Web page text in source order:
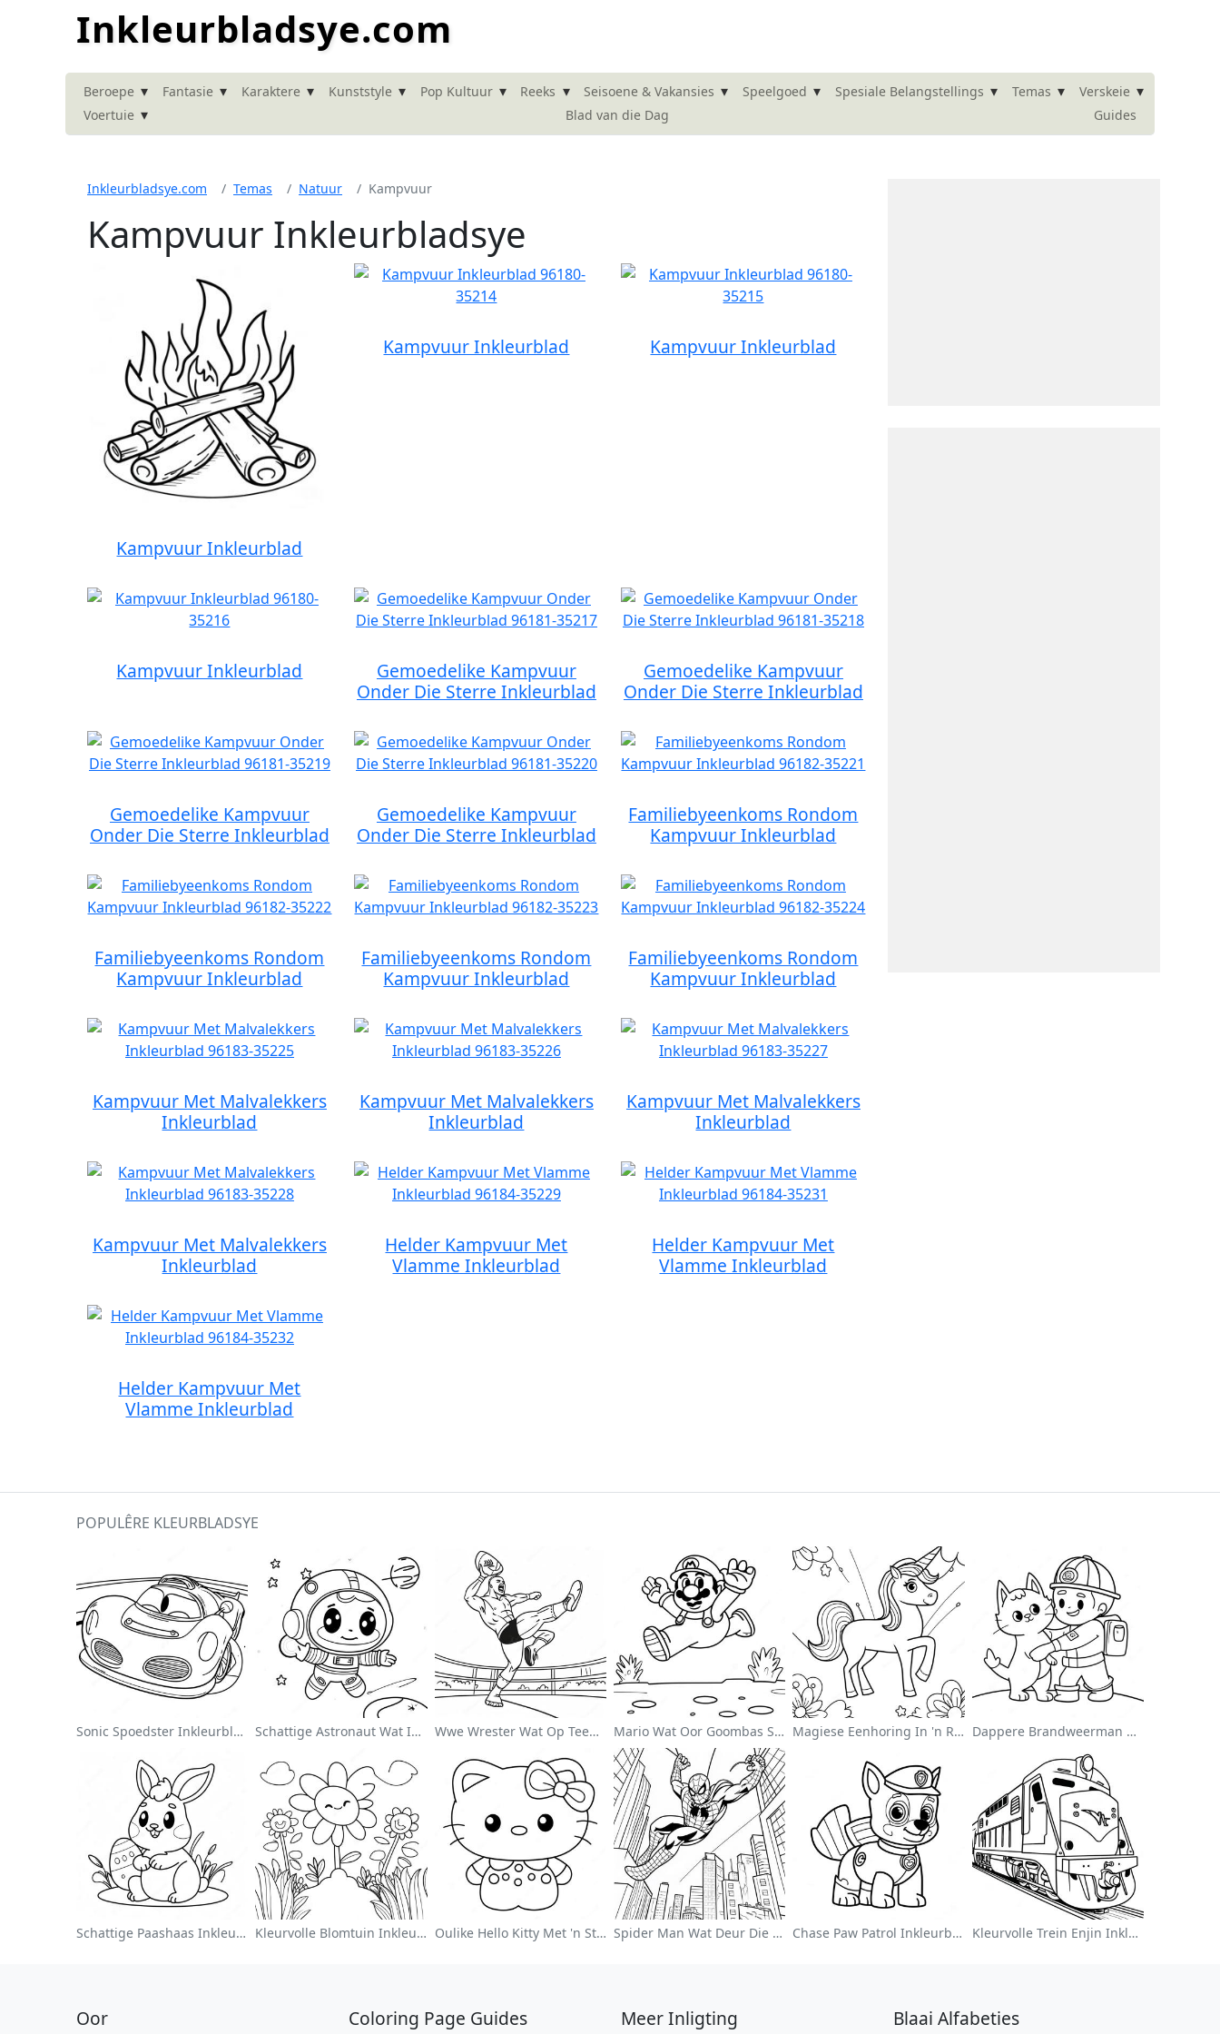
Inkleurbladsye.com
Beroepe ▾ Fantasie ▾ Karaktere ▾ Kunststyle ▾ Pop Kultuur ▾ Reeks ▾ Seisoene & Vakansies ▾ Speelgoed ▾ Spesiale Belangstellings ▾ Temas ▾ Verskeie ▾
Voertuie ▾ Blad van die Dag Guides
Inkleurbladsye.com Temas Natuur Kampvuur
Kampvuur Inkleurbladsye
Kampvuur Inkleurblad
Kampvuur Inkleurblad Kampvuur Inkleurblad
Kampvuur Inkleurblad
Gemoedelike Kampvuur
Onder Die Sterre Inkleurblad
Gemoedelike Kampvuur
Onder Die Sterre Inkleurblad
Gemoedelike Kampvuur
Onder Die Sterre Inkleurblad
Gemoedelike Kampvuur
Onder Die Sterre Inkleurblad
Familiebyeenkoms Rondom
Kampvuur Inkleurblad
Familiebyeenkoms Rondom
Kampvuur Inkleurblad
Familiebyeenkoms Rondom
Kampvuur Inkleurblad
Familiebyeenkoms Rondom
Kampvuur Inkleurblad
Kampvuur Met Malvalekkers
Inkleurblad
Kampvuur Met Malvalekkers
Inkleurblad
Kampvuur Met Malvalekkers
Inkleurblad
Kampvuur Met Malvalekkers
Inkleurblad
Helder Kampvuur Met
Vlamme Inkleurblad
Helder Kampvuur Met
Vlamme Inkleurblad
Helder Kampvuur Met
Vlamme Inkleurblad
POPULÊRE KLEURBLADSYE
Sonic Spoedster Inkleurblad Schattige Astronaut Wat In Ruimte Drif Inkleurblad Wwe Wrester Wat Op Teenstander Spring Inkleurblad Mario Wat Oor Goombas Spring Inkleurblad Magiese Eenhoring In 'n Reënboog Inkleurblad Dappere Brandweerman Wat 'n Kat Red Inkleurblad
Schattige Paashaas Inkleurblad Kleurvolle Blomtuin Inkleurblad Oulike Hello Kitty Met 'n Strik Inkleurblad Spider Man Wat Deur Die Stad Swang Inkleurblad Chase Paw Patrol Inkleurblad Kleurvolle Trein Enjin Inkleurblad
Oor Coloring Page Guides Meer Inligting Blaai Alfabeties